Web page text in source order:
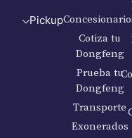
Pickup
Cotiza tu
Dongfeng
Prueba tu
Dongfeng
Transporte
Exonerados